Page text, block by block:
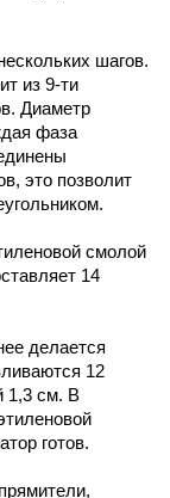
шагов.
из 9-ти
Диаметр
фаза
это позволит
смолой
14
делается
12
1,3 см. В
готов.